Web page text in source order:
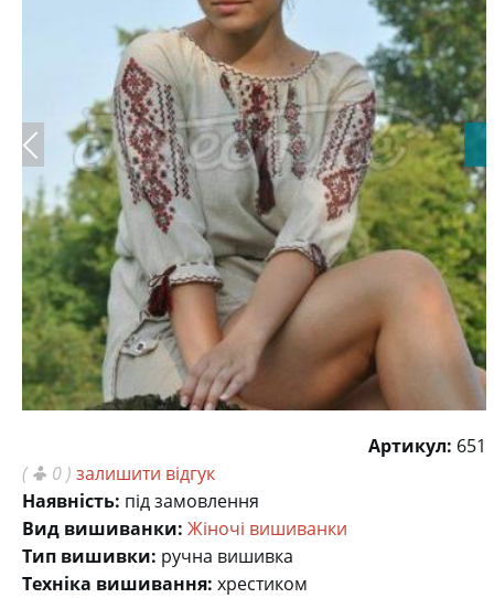
Артикул: 651
(
0 ) залишити відгук
Наявність: під замовлення
Вид вишиванки: Жіночі вишиванки
Тип вишивки: ручна вишивка
Техніка вишивання: хрестиком